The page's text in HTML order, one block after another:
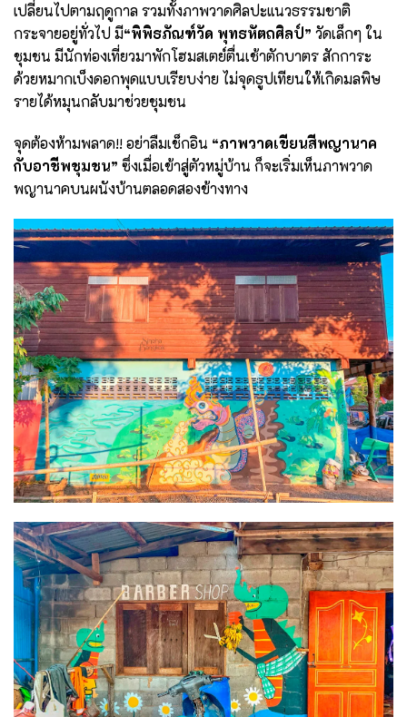
เปลี่ยนไปตามฤดูกาล รวมทั้งภาพวาดศิลปะแนวธรรมชาติ
กระจายอยู่ทั่วไป มี“พิพิธภัณฑ์วัด พุทธหัตถศิลป์” วัดเล็กๆ ใน
ชุมชน มีนักท่องเที่ยวมาพักโฮมสเตย์ตื่นเช้าตักบาตร สักการะ
ด้วยหมากเบ็งดอกพุดแบบเรียบง่าย ไม่จุดธูปเทียนให้เกิดมลพิษ
รายได้หมุนกลับมาช่วยชุมชน
จุดต้องห้ามพลาด!! อย่าลืมเช็กอิน “ภาพวาดเขียนสีพญานาค
กับอาชีพชุมชน” ซึ่งเมื่อเข้าสู่ตัวหมู่บ้าน ก็จะเริ่มเห็นภาพวาด
พญานาคบนผนังบ้านตลอดสองข้างทาง